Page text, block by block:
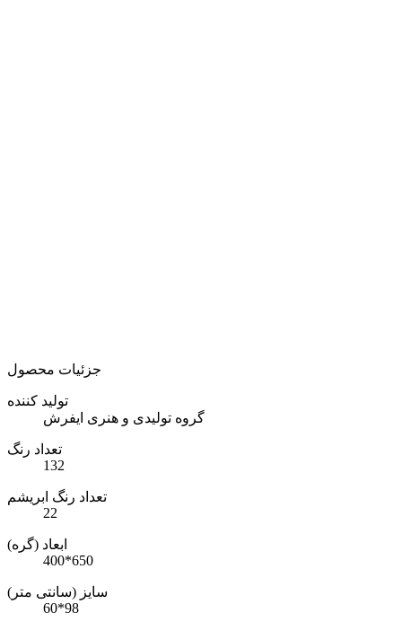
جزئیات محصول
تولید کننده
گروه تولیدی و هنری ایفرش
تعداد رنگ
132
تعداد رنگ ابریشم
22
ابعاد (گره)
400*650
سایز (سانتی متر)
60*98